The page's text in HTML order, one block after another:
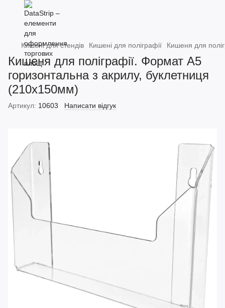
Кишені для стендів Кишені для поліграфії Кишеня для
Кишеня для поліграфії. Формат А5
горизонтальна з акрилу, буклетниця
(210х150мм)
Артикул: 10603 Написати відгук